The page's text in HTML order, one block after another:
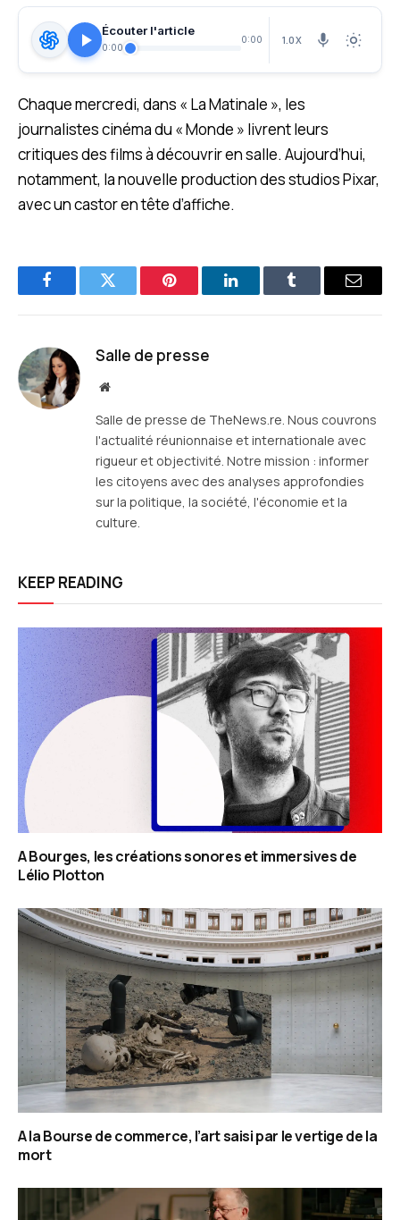
Écouter l'article
0:00
0:00 1.0X
Chaque mercredi, dans « La Matinale », les
journalistes cinéma du « Monde » livrent leurs
critiques des films à découvrir en salle. Aujourd’hui,
notamment, la nouvelle production des studios Pixar,
avec un castor en tête d’affiche.
FacebookTwitter Pinterest LinkedInTumblr
E-
Salle de presse
Site
Salle de presse de TheNews.re. Nous couvrons
l'actualité réunionnaise et internationale avec
rigueur et objectivité. Notre mission : informer
les citoyens avec des analyses approfondies
sur la politique, la société, l'économie et la
culture.
KEEP READING
A Bourges, les créations sonores et immersives de
Lélio Plotton
A la Bourse de commerce, l’art saisi par le vertige de la
mort